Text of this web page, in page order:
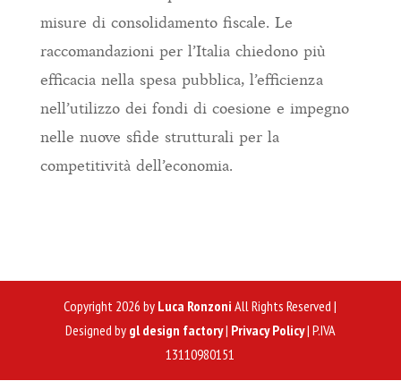
misure di consolidamento fiscale. Le
raccomandazioni per l’Italia chiedono più
efficacia nella spesa pubblica, l’efficienza
nell’utilizzo dei fondi di coesione e impegno
nelle nuove sfide strutturali per la
competitività dell’economia.
Copyright 2026 by Luca Ronzoni All Rights Reserved |
Designed by gl design factory| Privacy Policy| P.IVA
13110980151